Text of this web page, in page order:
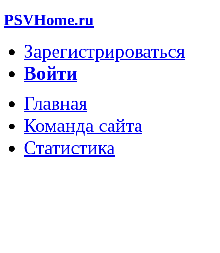
PSVHome.ru
Зарегистрироваться
Войти
Главная
Команда сайта
Статистика